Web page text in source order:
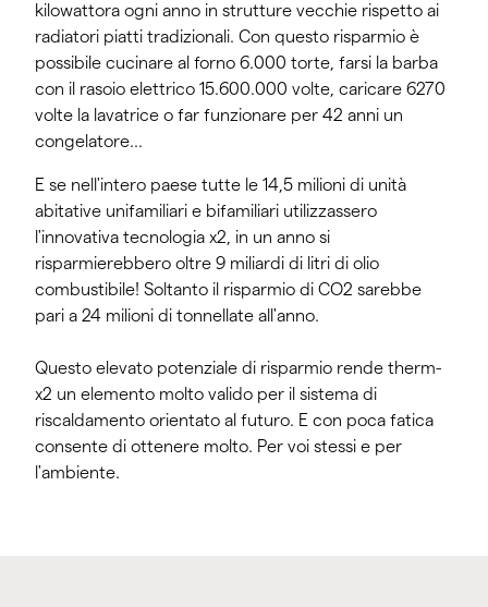
kilowattora ogni anno in strutture vecchie rispetto ai
radiatori piatti tradizionali. Con questo risparmio è
possibile cucinare al forno 6.000 torte, farsi la barba
con il rasoio elettrico 15.600.000 volte, caricare 6270
volte la lavatrice o far funzionare per 42 anni un
congelatore…
E se nell'intero paese tutte le 14,5 milioni di unità
abitative unifamiliari e bifamiliari utilizzassero
l'innovativa tecnologia x2, in un anno si
risparmierebbero oltre 9 miliardi di litri di olio
combustibile! Soltanto il risparmio di CO2 sarebbe
pari a 24 milioni di tonnellate all'anno.
Questo elevato potenziale di risparmio rende therm-
x2 un elemento molto valido per il sistema di
riscaldamento orientato al futuro. E con poca fatica
consente di ottenere molto. Per voi stessi e per
l'ambiente.